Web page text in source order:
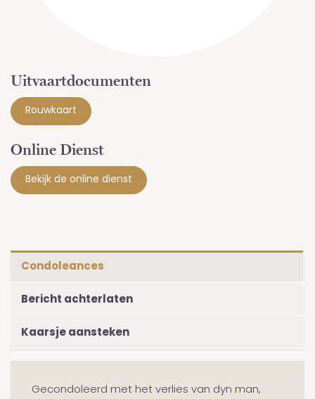
Uitvaartdocumenten
Rouwkaart
Online Dienst
Bekijk de online dienst
Condoleances
Bericht achterlaten
Kaarsje aansteken
Gecondoleerd met het verlies van dyn man,